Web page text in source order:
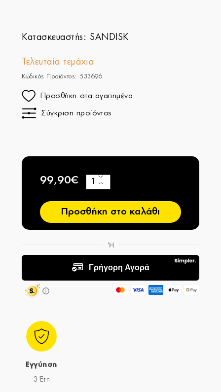
Κατασκευαστής: SANDISK
Τελευταία τεμάχια
Κωδικός Προϊόντος: 533696
Προσθήκη στα αγαπημένα
Σύγκριση προϊόντος
99,90€
−
+
Προσθήκη στο καλάθι
Εγγύηση
3 Έτη